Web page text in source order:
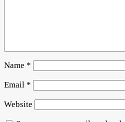
Name *
Email *
Website